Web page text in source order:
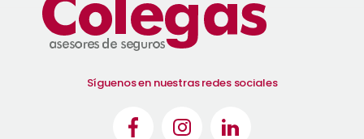
Síguenos en nuestras redes sociales